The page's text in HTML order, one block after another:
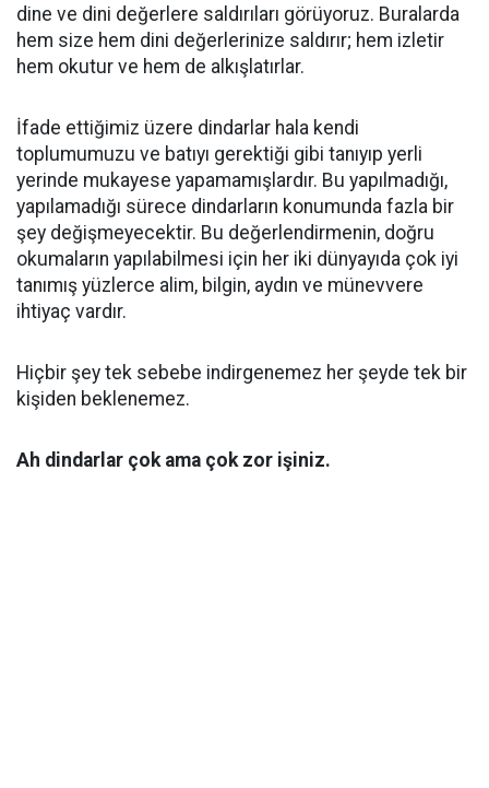
dine ve dini değerlere saldırıları görüyoruz. Buralarda
hem size hem dini değerlerinize saldırır; hem izletir
hem okutur ve hem de alkışlatırlar.
İfade ettiğimiz üzere dindarlar hala kendi
toplumumuzu ve batıyı gerektiği gibi tanıyıp yerli
yerinde mukayese yapamamışlardır. Bu yapılmadığı,
yapılamadığı sürece dindarların konumunda fazla bir
şey değişmeyecektir. Bu değerlendirmenin, doğru
okumaların yapılabilmesi için her iki dünyayıda çok iyi
tanımış yüzlerce alim, bilgin, aydın ve münevvere
ihtiyaç vardır.
Hiçbir şey tek sebebe indirgenemez her şeyde tek bir
kişiden beklenemez.
Ah dindarlar çok ama çok zor işiniz.